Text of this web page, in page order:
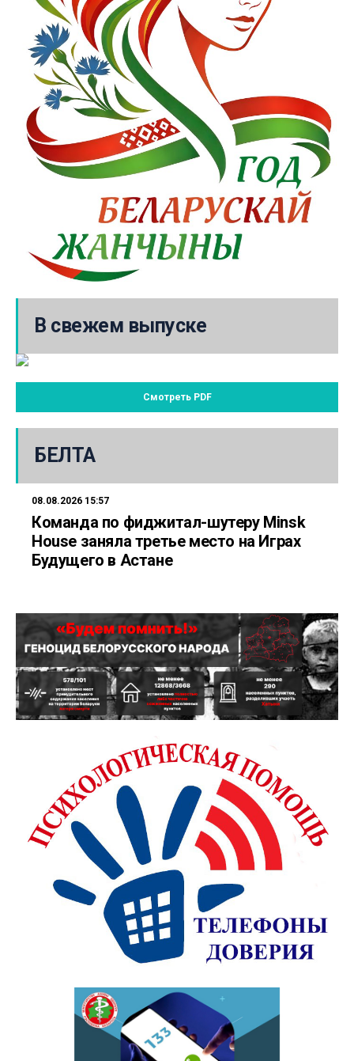
В свежем выпуске
Смотреть PDF
БЕЛТА
08.08.2026 15:57
Команда по фиджитал-шутеру Minsk
House заняла третье место на Играх
Будущего в Астане